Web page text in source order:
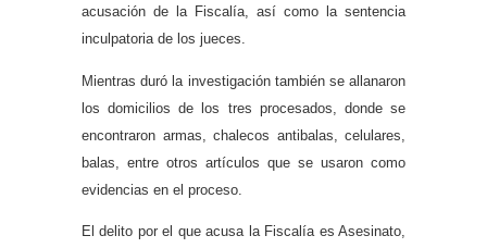
acusación de la Fiscalía, así como la sentencia
inculpatoria de los jueces.
Mientras duró la investigación también se allanaron
los domicilios de los tres procesados, donde se
encontraron armas, chalecos antibalas, celulares,
balas, entre otros artículos que se usaron como
evidencias en el proceso.
El delito por el que acusa la Fiscalía es Asesinato,